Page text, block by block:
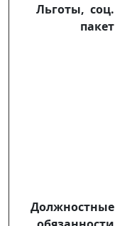
Льготы, соц.
пакет
Должностные